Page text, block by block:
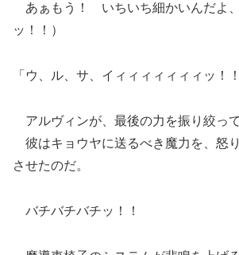
あぁもう！ いちいち細かいんだよ
ッ！！）
「ウ、ル、サ、イィィィィィィィッ！！
アルヴィンが、最後の力を振り絞って
彼はキョウヤに送るべき魔力を、怒
させたのだ。
バチバチバチッ！！